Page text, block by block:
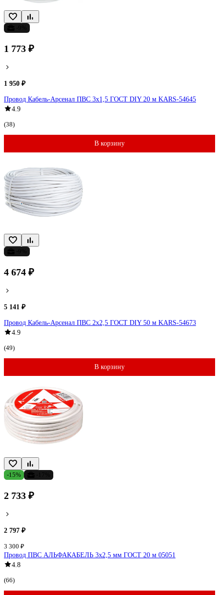
1 773 ₽
1 950 ₽
Провод Кабель-Арсенал ПВС 3x1,5 ГОСТ DIY 20 м KARS-54645
4.9
(38)
В корзину
4 674 ₽
5 141 ₽
Провод Кабель-Арсенал ПВС 2x2,5 ГОСТ DIY 50 м KARS-54673
4.9
(49)
В корзину
-15%
2 733 ₽
2 797 ₽
3 300 ₽
Провод ПВС АЛЬФАКАБЕЛЬ 3х2,5 мм ГОСТ 20 м 05051
4.8
(66)